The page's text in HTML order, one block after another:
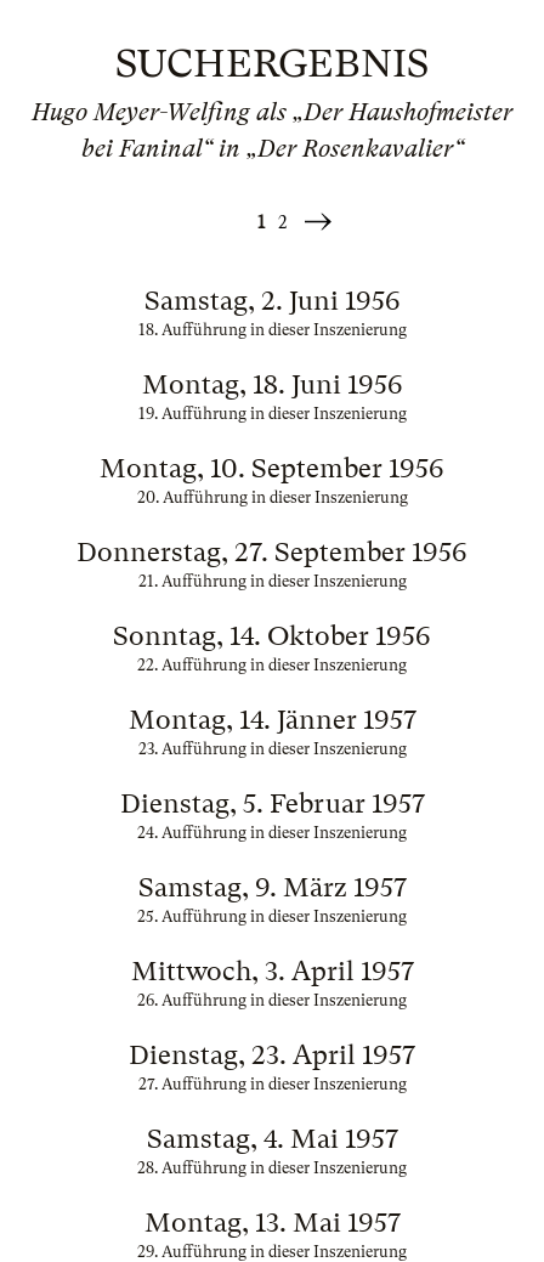
SUCHERGEBNIS
Hugo Meyer-Welfing als „Der Haushofmeister
bei Faninal“ in „Der Rosenkavalier“
1 2
Weiter
Samstag, 2. Juni 1956
18. Aufführung in dieser Inszenierung
Montag, 18. Juni 1956
19. Aufführung in dieser Inszenierung
Montag, 10. September 1956
20. Aufführung in dieser Inszenierung
Donnerstag, 27. September 1956
21. Aufführung in dieser Inszenierung
Sonntag, 14. Oktober 1956
22. Aufführung in dieser Inszenierung
Montag, 14. Jänner 1957
23. Aufführung in dieser Inszenierung
Dienstag, 5. Februar 1957
24. Aufführung in dieser Inszenierung
Samstag, 9. März 1957
25. Aufführung in dieser Inszenierung
Mittwoch, 3. April 1957
26. Aufführung in dieser Inszenierung
Dienstag, 23. April 1957
27. Aufführung in dieser Inszenierung
Samstag, 4. Mai 1957
28. Aufführung in dieser Inszenierung
Montag, 13. Mai 1957
29. Aufführung in dieser Inszenierung